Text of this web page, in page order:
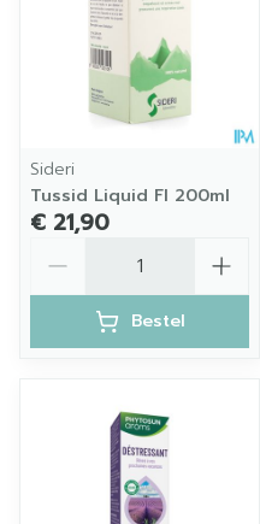
Sideri
Tussid Liquid Fl 200ml
€ 21,90
Bestel